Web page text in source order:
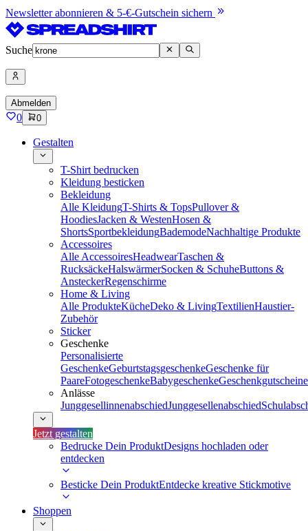
Newsletter abonnieren & 5-€-Gutschein sichern
Suche
Abmelden
0 0
Gestalten
T-Shirt bedrucken
Kleidung besticken
Bekleidung
Alle KleidungT-Shirts & TopsPullover &
HoodiesJacken & WestenHosen &
ShortsSportbekleidungBademodeNachhaltige Produkte
Accessoires
Alle AccessoiresHeadwearTaschen &
RucksäckeHalswärmerSocken & SchuheButtons &
AnsteckerRegenschirme
Home & Living
Alle ProdukteKücheDeko & LivingTextilienHaustier-
Zubehör
Sticker
Geschenke
Personalisierte
GeschenkeGeburtstagsgeschenkeGeschenke für
PaareFotogeschenkeBabygeschenkeGeschenkgutscheine
Anlässe
JunggesellinnenabschiedJunggesellenabschied
Jetzt gestalten
Bedrucke Dein ProduktDesigns hochladen oder
entdecken
Besticke Dein ProduktEntdecke kreative Stickmotive
Shoppen